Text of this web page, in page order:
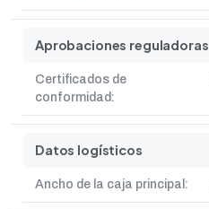
Aprobaciones reguladoras
Certificados de
conformidad:
Datos logísticos
Ancho de la caja principal: